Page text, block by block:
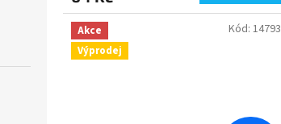
Akce
Výprodej
Kód: 14793